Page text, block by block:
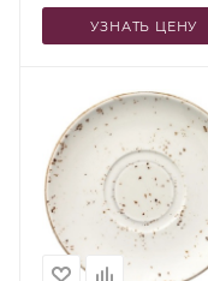
УЗНАТЬ ЦЕНУ